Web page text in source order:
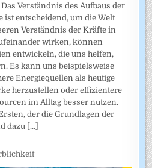
Verständnis des Aufbaus der
ist entscheidend, um die Welt
Verständnis der Kräfte in
wirken, können
entwickeln, die uns helfen,
Es kann uns beispielsweise
Energiequellen als heutige
herzustellen oder effizientere
im Alltag besser nutzen.
der die Grundlagen der
dazu [...]